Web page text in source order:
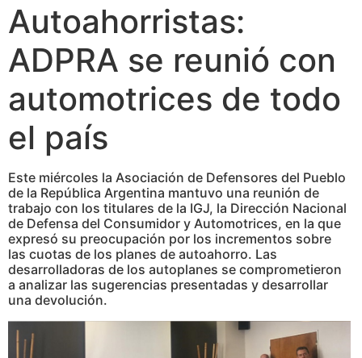
Autoahorristas:
ADPRA se reunió con
automotrices de todo
el país
Este miércoles la Asociación de Defensores del Pueblo
de la República Argentina mantuvo una reunión de
trabajo con los titulares de la IGJ, la Dirección Nacional
de Defensa del Consumidor y Automotrices, en la que
expresó su preocupación por los incrementos sobre
las cuotas de los planes de autoahorro. Las
desarrolladoras de los autoplanes se comprometieron
a analizar las sugerencias presentadas y desarrollar
una devolución.